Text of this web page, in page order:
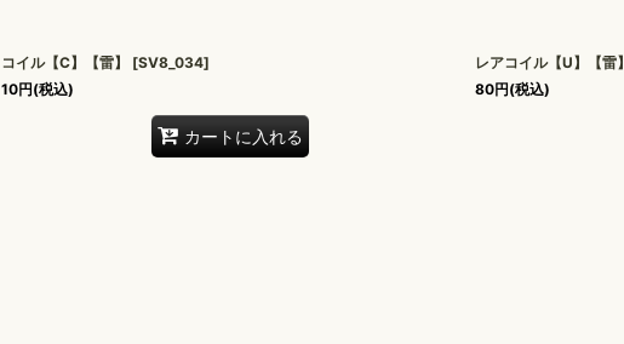
コイル【C】【雷】 [SV8_034]
10円(税込)
カートに入れる
レアコイル【U】【雷】
80円(税込)